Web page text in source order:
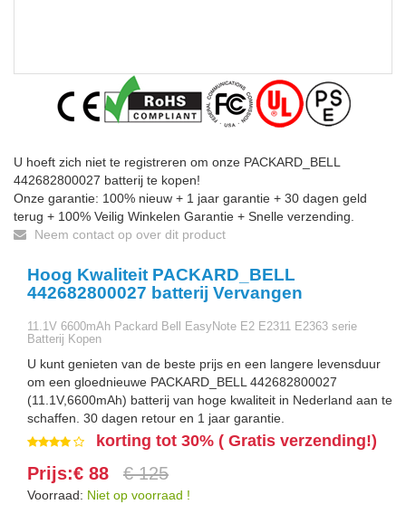
U hoeft zich niet te registreren om onze PACKARD_BELL
442682800027 batterij te kopen!
Onze garantie: 100% nieuw + 1 jaar garantie + 30 dagen geld
terug + 100% Veilig Winkelen Garantie + Snelle verzending.
Neem contact op over dit product
Hoog Kwaliteit PACKARD_BELL
442682800027 batterij Vervangen
11.1V 6600mAh Packard Bell EasyNote E2 E2311 E2363 serie
Batterij Kopen
U kunt genieten van de beste prijs en een langere levensduur
om een gloednieuwe PACKARD_BELL 442682800027
(11.1V,6600mAh) batterij van hoge kwaliteit in Nederland aan te
schaffen. 30 dagen retour en 1 jaar garantie.
korting tot 30% ( Gratis verzending!)
Prijs:€ 88 € 125
Voorraad: Niet op voorraad !